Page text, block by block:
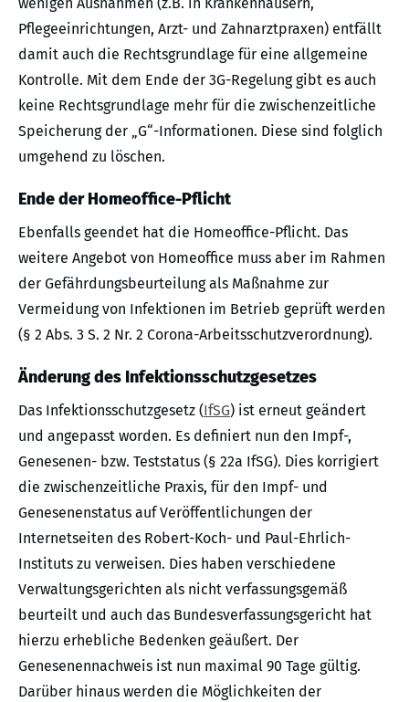
Pflegeeinrichtungen, Arzt- und Zahnarztpraxen) entfällt
damit auch die Rechtsgrundlage für eine allgemeine
Kontrolle. Mit dem Ende der 3G-Regelung gibt es auch
keine Rechtsgrundlage mehr für die zwischenzeitliche
Speicherung der „G“-Informationen. Diese sind folglich
umgehend zu löschen.
Ende der Homeoffice-Pflicht
Ebenfalls geendet hat die Homeoffice-Pflicht. Das
weitere Angebot von Homeoffice muss aber im Rahmen
der Gefährdungsbeurteilung als Maßnahme zur
Vermeidung von Infektionen im Betrieb geprüft werden
(§ 2 Abs. 3 S. 2 Nr. 2 Corona-Arbeitsschutzverordnung).
Änderung des Infektionsschutzgesetzes
Das Infektionsschutzgesetz (IfSG) ist erneut geändert
und angepasst worden. Es definiert nun den Impf-,
Genesenen- bzw. Teststatus (§ 22a IfSG). Dies korrigiert
die zwischenzeitliche Praxis, für den Impf- und
Genesenenstatus auf Veröffentlichungen der
Internetseiten des Robert-Koch- und Paul-Ehrlich-
Instituts zu verweisen. Dies haben verschiedene
Verwaltungsgerichten als nicht verfassungsgemäß
beurteilt und auch das Bundesverfassungsgericht hat
hierzu erhebliche Bedenken geäußert. Der
Genesenennachweis ist nun maximal 90 Tage gültig.
Darüber hinaus werden die Möglichkeiten der